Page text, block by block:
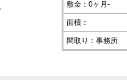
敷金：0ヶ月-
面積：
間取り：事務所